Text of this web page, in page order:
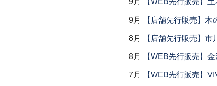
9月 【店舗先行販売】木
8月 【店舗先行販売】
8月 【WEB先行販売】
7月 【WEB先行販売】